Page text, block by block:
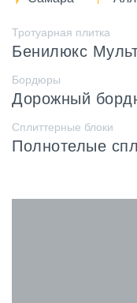
Тротуарная плитка
Бенилюкс
Бордюры
Дорожный
Сплиттерные блоки
Полнотелые